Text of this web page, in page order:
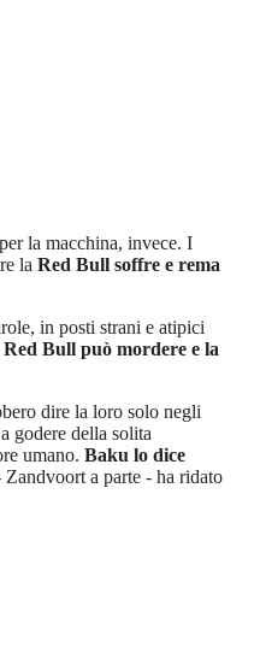
la macchina, invece. I
la Red Bull soffre e rema
in posti strani e atipici
Red Bull può mordere e la
dire la loro solo negli
godere della solita
umano. Baku lo dice
Zandvoort a parte - ha ridato